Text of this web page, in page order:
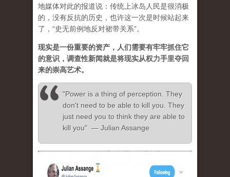
地媒体对此的报道说：传统上冰岛人民是很消极
的，没有反抗的历史，也许这一次是时候站起来
了，“史无前例地反对裙带关系”。
现实是一份重要的资产，人们需要有牢牢抓住它
的意识，调查性新闻就是将现实从权力手里夺回
来的崇高艺术。
"Power is a thing of perception. They
don't need to be able to kill you. They
just need you to think they are able to
kill you" — Julian Assange